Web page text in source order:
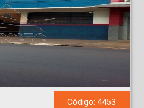
Código: 4453